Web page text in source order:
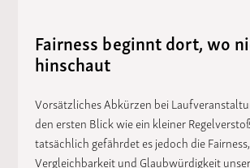
Fairness beginnt dort, wo
hinschaut
Vorsätzliches Abkürzen bei
den ersten Blick wie ein kleiner
tatsächlich gefährdet es jedoch die Fairness,
Vergleichbarkeit und Glaubwürdigkeit